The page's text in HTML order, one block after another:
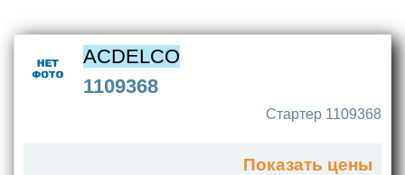
ACDELCO
1109368
Стартер 1109368
Показать цены